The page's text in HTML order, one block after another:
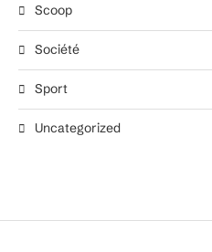
Scoop
Société
Sport
Uncategorized